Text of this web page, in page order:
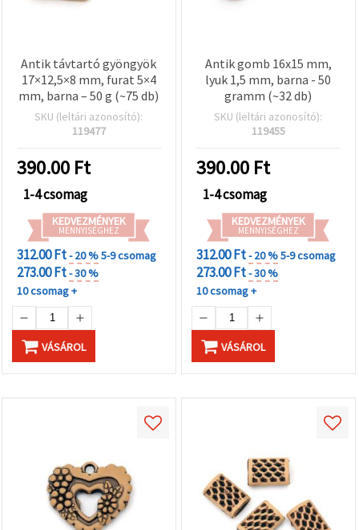
Antik távtartó gyöngyök
17×12,5×8 mm, furat 5×4
mm, barna – 50 g (~75 db)
SKU (leltári azonosító):
119477
390.00 Ft
1-4 csomag
KEDVEZMÉNYEK
MENNYISÉGHEZ
312.00 Ft- 20 %5-9 csomag
273.00 Ft- 30 %
10 csomag +
VÁSÁROL
Antik gomb 16x15 mm,
lyuk 1,5 mm, barna - 50
gramm (~32 db)
SKU (leltári azonosító):
119455
390.00 Ft
1-4 csomag
KEDVEZMÉNYEK
MENNYISÉGHEZ
312.00 Ft- 20 %5-9 csomag
273.00 Ft- 30 %
10 csomag +
VÁSÁROL